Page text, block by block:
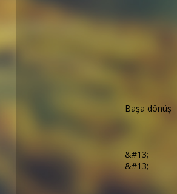
Başa dönüş
&#13;
&#13;